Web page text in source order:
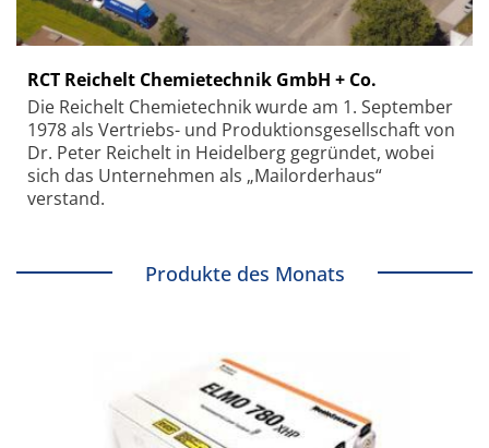
RCT Reichelt Chemietechnik GmbH + Co.
Die Reichelt Chemietechnik wurde am 1. September
1978 als Vertriebs- und Produktionsgesellschaft von
Dr. Peter Reichelt in Heidelberg gegründet, wobei
sich das Unternehmen als „Mailorderhaus“
verstand.
Produkte des Monats